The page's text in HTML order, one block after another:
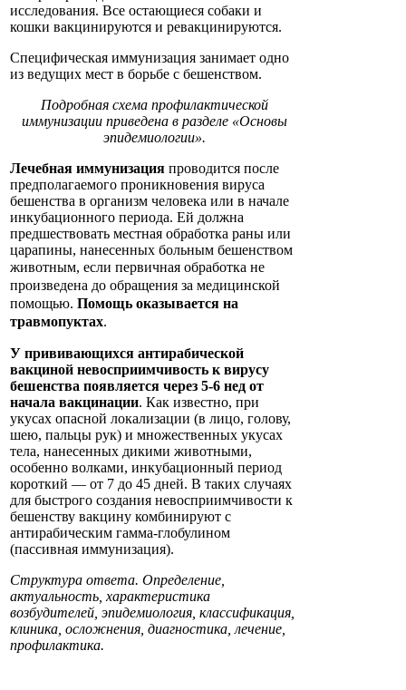
исследования. Все остающиеся собаки и
кошки вакцинируются и ревакцинируются.
Специфическая иммунизация занимает одно
из ведущих мест в борьбе с бешенством.
Подробная схема профилактической
иммунизации приведена в разделе «Основы
эпидемиологии».
Лечебная иммунизация проводится после
предполагаемого проникновения вируса
бешенства в организм человека или в начале
инкубационного периода. Ей должна
предшествовать местная обработка раны или
царапины, нанесенных больным бешенством
животным, если первичная обработка не
произведена до обращения за медицинской
помощью. Помощь оказывается на
травмопуктах.
У прививающихся антирабической
вакциной невосприимчивость к вирусу
бешенства появляется через 5-6 нед от
начала вакцинации. Как известно, при
укусах опасной локализации (в лицо, голову,
шею, пальцы рук) и множественных укусах
тела, нанесенных дикими животными,
особенно волками, инкубационный период
короткий — от 7 до 45 дней. В таких случаях
для быстрого создания невосприимчивости к
бешенству вакцину комбинируют с
антирабическим гамма-глобулином
(пассивная иммунизация).
Структура ответа. Определение,
актуальность, характеристика
возбудителей, эпидемиология, классификация,
клиника, осложнения, диагностика, лечение,
профилактика.